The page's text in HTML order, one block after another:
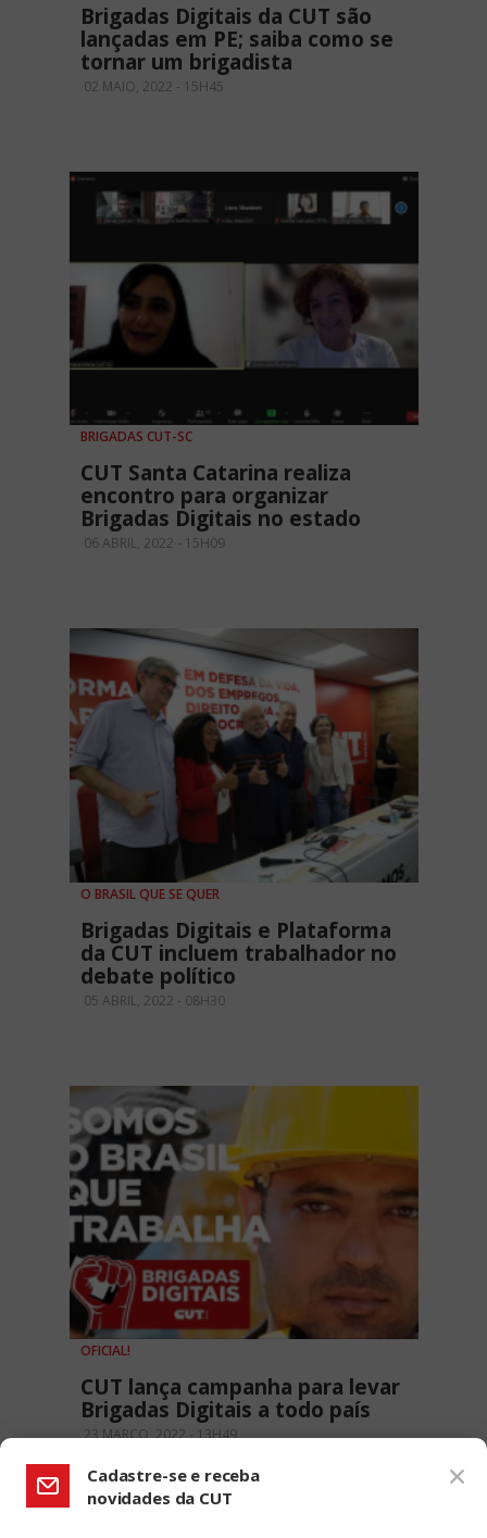
Brigadas Digitais da CUT são
lançadas em PE; saiba como se
tornar um brigadista
02 MAIO, 2022 - 15H45
BRIGADAS CUT-SC
CUT Santa Catarina realiza
encontro para organizar
Brigadas Digitais no estado
06 ABRIL, 2022 - 15H09
O BRASIL QUE SE QUER
Brigadas Digitais e Plataforma
da CUT incluem trabalhador no
debate político
05 ABRIL, 2022 - 08H30
OFICIAL!
CUT lança campanha para levar
Brigadas Digitais a todo país
23 MARÇO, 2022 - 13H49
Cadastre-se e receba
novidades da CUT